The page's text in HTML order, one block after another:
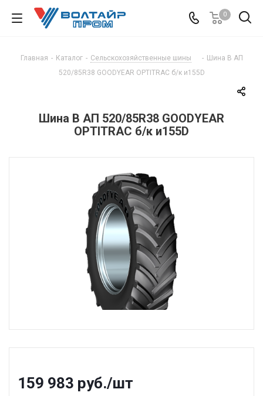
0
Главная - Каталог - Сельскохозяйственные шины - Шина В АП
520/85R38 GOODYEAR OPTITRAC б/к и155D
Шина В АП 520/85R38 GOODYEAR
OPTITRAC б/к и155D
159 983 руб./шт